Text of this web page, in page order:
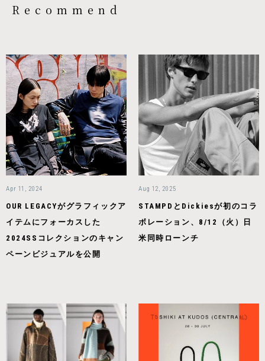
Recommend
Apr 11, 2024
OUR LEGACYがグラフィックア
イテムにフォーカスした
2024SSコレクションのキャン
ペーンビジュアルを公開
Aug 12, 2025
STAMPDとDickiesが初のコラ
ボレーション、8/12（火）日
米同時ローンチ